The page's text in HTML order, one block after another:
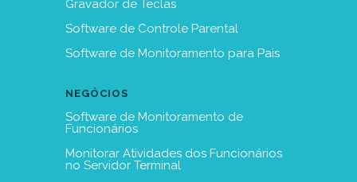
Gravador de Teclas
Software de Controle Parental
Software de Monitoramento para Pais
NEGÓCIOS
Software de Monitoramento de
Funcionários
Monitorar Atividades dos Funcionários
no Servidor Terminal